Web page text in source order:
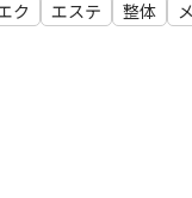
ク エステ 整体